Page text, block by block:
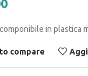
in plastica
compare